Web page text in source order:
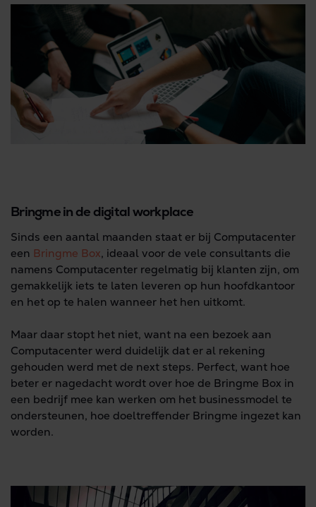
Bringme in de digital workplace
Sinds een aantal maanden staat er bij Computacenter
een Bringme Box, ideaal voor de vele consultants die
namens Computacenter regelmatig bij klanten zijn, om
gemakkelijk iets te laten leveren op hun hoofdkantoor
en het op te halen wanneer het hen uitkomt.
Maar daar stopt het niet, want na een bezoek aan
Computacenter werd duidelijk dat er al rekening
gehouden werd met de next steps. Perfect, want hoe
beter er nagedacht wordt over hoe de Bringme Box in
een bedrijf mee kan werken om het businessmodel te
ondersteunen, hoe doeltreffender Bringme ingezet kan
worden.